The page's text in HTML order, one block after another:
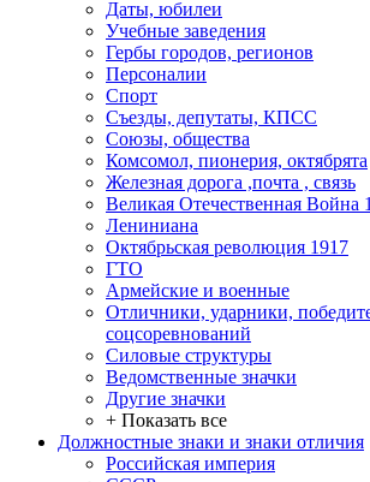
Даты, юбилеи
Учебные заведения
Гербы городов, регионов
Персоналии
Спорт
Съезды, депутаты, КПСС
Союзы, общества
Комсомол, пионерия, октябрята
Железная дорога ,почта , связь
Великая Отечественная Война
Лениниана
Октябрьская революция 1917
ГТО
Армейские и военные
Отличники, ударники,
соцсоревнований
Силовые структуры
Ведомственные значки
Другие значки
+ Показать все
Должностные знаки и знаки отличия
Российская империя